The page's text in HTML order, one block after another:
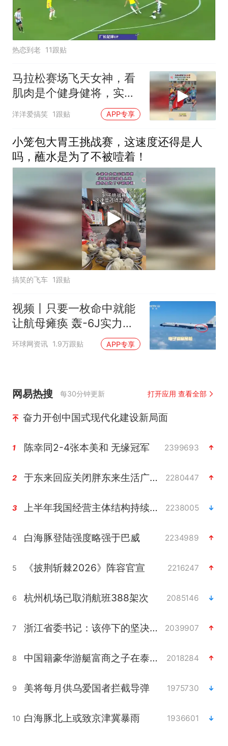
热恋到老 11跟贴
马拉松赛场飞天女神，看
肌肉是个健身健将，实力
不容小觑！
洋洋爱搞笑 1跟贴 APP专享
小笼包大胃王挑战赛，这速度还得是人
吗，蘸水是为了不被噎着！
搞笑的飞车 1跟贴
视频丨只要一枚命中就能
让航母瘫痪 轰-6J实力有
多强？
环球网资讯 1.9万跟贴 APP专享
网易热搜 每30分钟更新 打开应用 查看全部
奋力开创中国式现代化建设新局面
1 陈幸同2-4张本美和 无缘冠军 2399693
2 于东来回应关闭胖东来生活广场店 2280447
3 上半年我国经营主体结构持续优化 2238005
4 白海豚登陆强度略强于巴威 2234989
5 《披荆斩棘2026》阵容官宣 2216247
6 杭州机场已取消航班388架次 2085146
7 浙江省委书记：该停下的坚决停下来 2039907
8 中国籍豪华游艇富商之子在泰国被杀 2018284
9 美将每月供乌爱国者拦截导弹 1975730
10 白海豚北上或致京津冀暴雨 1936601